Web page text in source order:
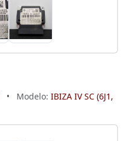
• Modelo: IBIZA IV SC (6J1,